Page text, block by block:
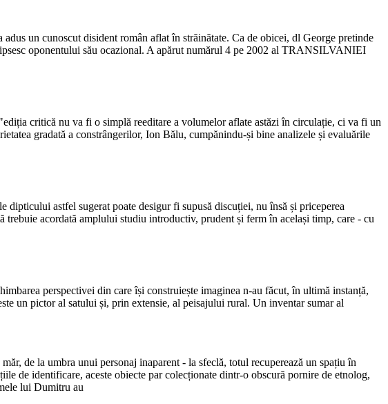
un cunoscut disident român aflat în străinătate. Ca de obicei, dl George pretinde
oponentului său ocazional. A apărut numărul 4 pe 2002 al TRANSILVANIEI
critică nu va fi o simplă reeditare a volumelor aflate astăzi în circulație, ci va fi un
gradată a constrângerilor, Ion Bălu, cumpănindu-și bine analizele și evaluările
astfel sugerat poate desigur fi supusă discuției, nu însă și priceperea
trebuie acordată amplului studiu introductiv, prudent și ferm în același timp, care - cu
perspectivei din care își construiește imaginea n-au făcut, în ultimă instanță,
un pictor al satului și, prin extensie, al peisajului rural. Un inventar sumar al
de la umbra unui personaj inaparent - la sfeclă, totul recuperează un spațiu în
de identificare, aceste obiecte par colecționate dintr-o obscură pornire de etnolog,
lui Dumitru au